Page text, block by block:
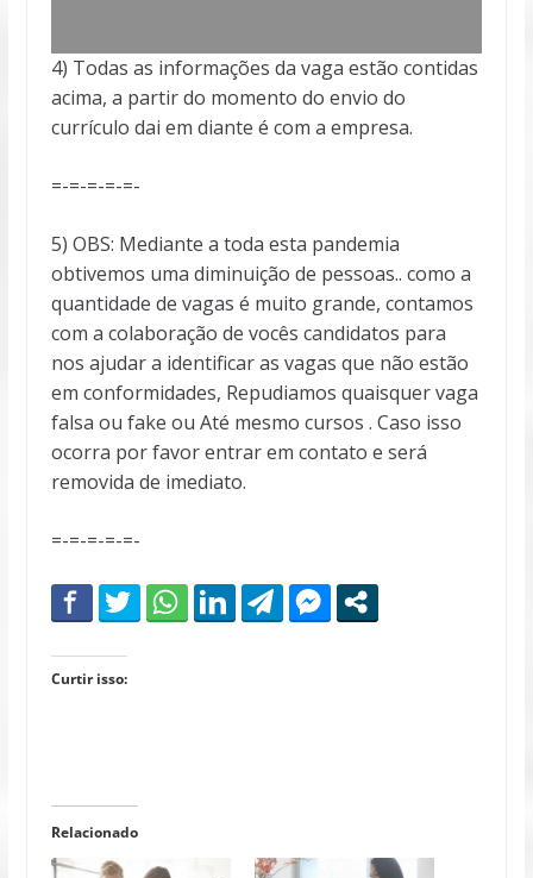
4) Todas as informações da vaga estão contidas
acima, a partir do momento do envio do
currículo dai em diante é com a empresa.
=-=-=-=-=-
5) OBS: Mediante a toda esta pandemia
obtivemos uma diminuição de pessoas.. como a
quantidade de vagas é muito grande, contamos
com a colaboração de vocês candidatos para
nos ajudar a identificar as vagas que não estão
em conformidades, Repudiamos quaisquer vaga
falsa ou fake ou Até mesmo cursos . Caso isso
ocorra por favor entrar em contato e será
removida de imediato.
=-=-=-=-=-
Curtir isso:
Relacionado